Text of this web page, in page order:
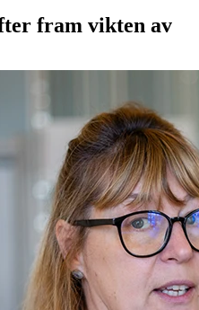
fram vikten av